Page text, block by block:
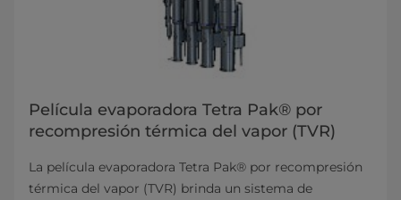
Película evaporadora Tetra Pak® por
recompresión térmica del vapor (TVR)
La película evaporadora Tetra Pak® por recompresión
térmica del vapor (TVR) brinda un sistema de